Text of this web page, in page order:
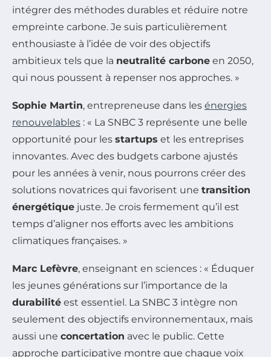
intégrer des méthodes durables et réduire notre
empreinte carbone. Je suis particulièrement
enthousiaste à l’idée de voir des objectifs
ambitieux tels que la neutralité carbone en 2050,
qui nous poussent à repenser nos approches. »
Sophie Martin, entrepreneuse dans les énergies
renouvelables : « La SNBC 3 représente une belle
opportunité pour les startups et les entreprises
innovantes. Avec des budgets carbone ajustés
pour les années à venir, nous pourrons créer des
solutions novatrices qui favorisent une transition
énergétique juste. Je crois fermement qu’il est
temps d’aligner nos efforts avec les ambitions
climatiques françaises. »
Marc Lefèvre, enseignant en sciences : « Éduquer
les jeunes générations sur l’importance de la
durabilité est essentiel. La SNBC 3 intègre non
seulement des objectifs environnementaux, mais
aussi une concertation avec le public. Cette
approche participative montre que chaque voix